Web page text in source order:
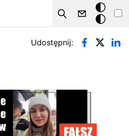
Szukaj
Tryb
ciemny
Udostępnij: